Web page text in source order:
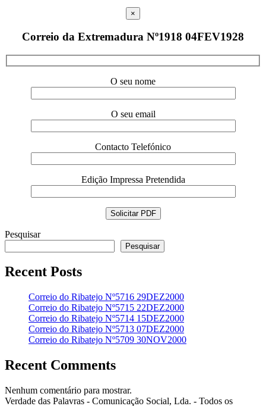
×
Correio da Extremadura Nº1918 04FEV1928
O seu nome
O seu email
Contacto Telefónico
Edição Impressa Pretendida
Pesquisar
Pesquisar
Recent Posts
Correio do Ribatejo Nº5716 29DEZ2000
Correio do Ribatejo Nº5715 22DEZ2000
Correio do Ribatejo Nº5714 15DEZ2000
Correio do Ribatejo Nº5713 07DEZ2000
Correio do Ribatejo Nº5709 30NOV2000
Recent Comments
Nenhum comentário para mostrar.
Verdade das Palavras - Comunicação Social, Lda. - Todos os